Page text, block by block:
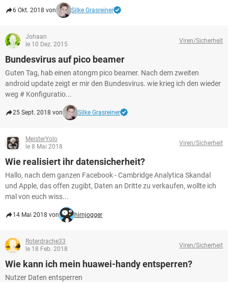
6 Okt. 2018 von Silke Grasreiner
Johaan
le 10 Dez. 2015
Viren/Sicherheit
Bundesvirus auf pico beamer
Guten Tag, hab einen atongm pico beamer. Nach dem zweiten
android update zeigt er mir den Bundesvirus. wie krieg ich den wieder
weg # Konfiguratio...
25 Sept. 2018 von Silke Grasreiner
MeisterYolo
le 8 Mai 2018
Viren/Sicherheit
Wie realisiert ihr datensicherheit?
Hallo, nach dem ganzen Facebook - Cambridge Analytica Skandal
und Apple, das offen zugibt, Daten an Dritte zu verkaufen, wollte ich
mal von euch wiss...
14 Mai 2018 von hirnjogger
Roterdrache33
le 18 Feb. 2018
Viren/Sicherheit
Wie kann ich mein huawei-handy entsperren?
Nutzer Daten entsperren